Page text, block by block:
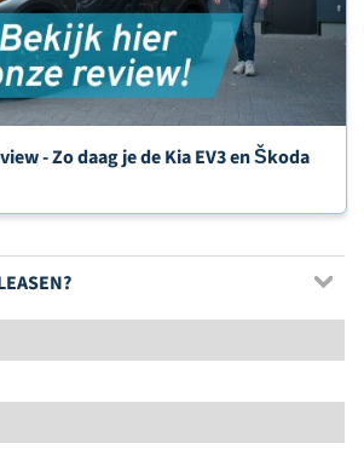
- Zo daag je de Kia EV3 en Škoda